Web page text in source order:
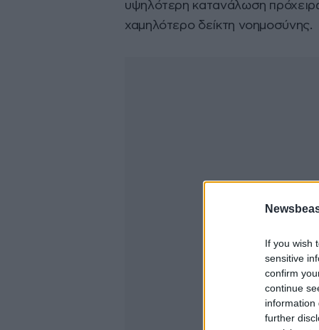
If you wish
sensitive
confirm
continue
information
further
υψηλότερη κατανάλωση
χαμηλότερο δείκτη νοημοσύνης.